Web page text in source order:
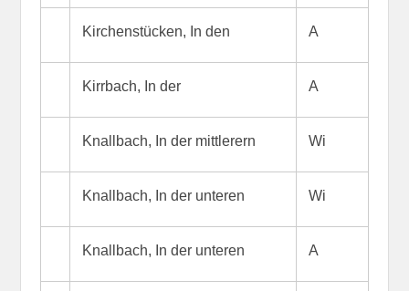
Kirchenstücken, In den A
Kirrbach, In der A
Knallbach, In der mittlerern Wi
Knallbach, In der unteren Wi
Knallbach, In der unteren A